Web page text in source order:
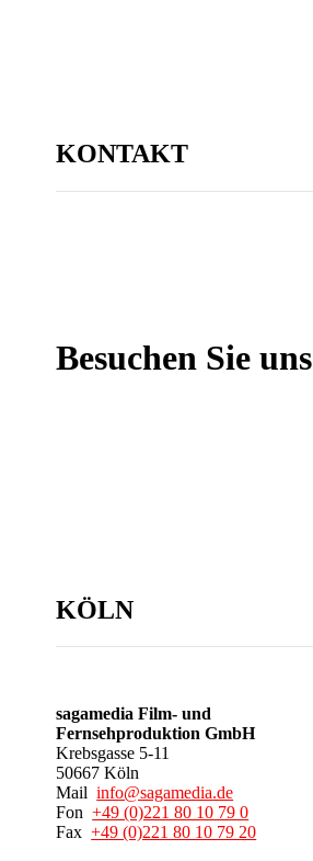
KONTAKT
Besuchen Sie uns
KÖLN
sagamedia Film- und
Fernsehproduktion GmbH
Krebsgasse 5-11
50667 Köln
Mailinfo@sagamedia.de
Fon+49 (0)221 80 10 79 0
Fax+49 (0)221 80 10 79 20